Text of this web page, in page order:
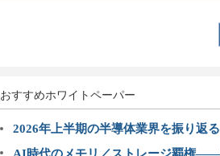
おすすめホワイトペーパー
2026年上半期の半導体業界を振り返
AI時代のメモリ／ストレージ覇権――